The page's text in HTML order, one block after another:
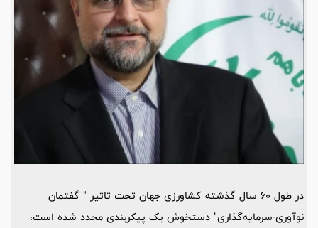
در طول 60 سال گذشته کشاورزی جهان تحت تاثیر " گفتمان
نوآوری-سرمایه‌گذاری" دستخوش یک پیکربندی مجدد شده است،